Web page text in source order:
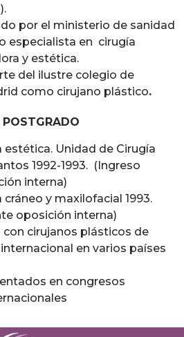
por el ministerio de sanidad
especialista en cirugía
y estética.
del ilustre colegio de
como cirujano plástico.
estética. Unidad de Cirugía
1992-1993. (Ingreso
interna)
cráneo y maxilofacial 1993.
oposición interna)
cirujanos plásticos de
en varios países
en congresos